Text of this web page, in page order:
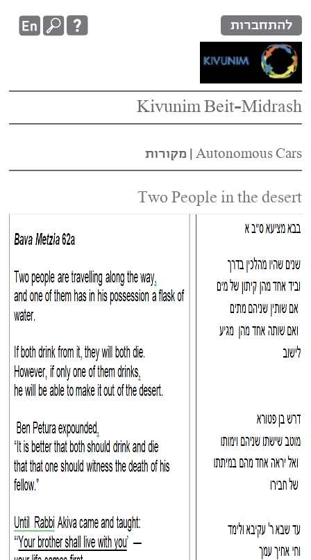
להתחברות
Kivunim Beit-Midrash
Autonomous Cars‏
| מקורות
Two People in the desert